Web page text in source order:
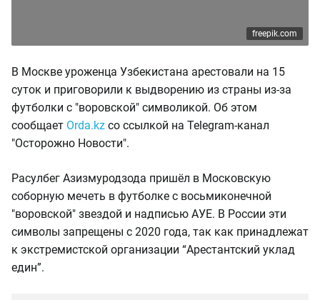
freepik.com
В Москве уроженца Узбекистана арестовали на 15
суток и приговорили к выдворению из страны из-за
футболки с "воровской" символикой. Об этом
сообщает Orda.kz со ссылкой на Telegram-канал
"Осторожно Новости".
Расулбег Азизмуродзода пришёл в Московскую
соборную мечеть в футболке с восьмиконечной
"воровской" звездой и надписью АУЕ. В России эти
символы запрещены с 2020 года, так как принадлежат
к экстремистской организации “Арестантский уклад
един”.